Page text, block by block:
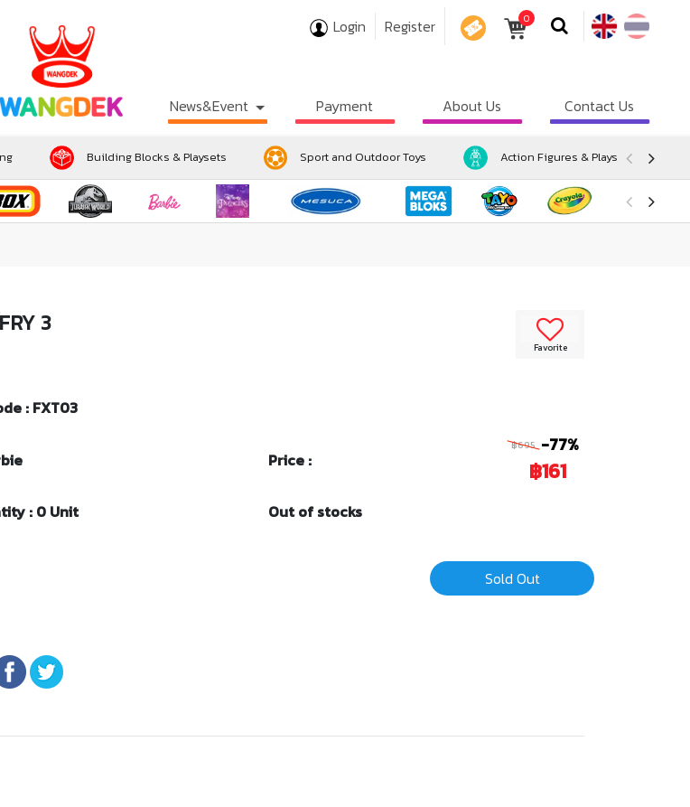
Login Register 0
News&Event Payment About Us Contact Us
Building Blocks & Playsets Sport and Outdoor Toys Action Figures & Playsets
Favorite
3
: FXT03
Price :
฿695 -77%
฿161
: 0 Unit Out of stocks
Sold Out